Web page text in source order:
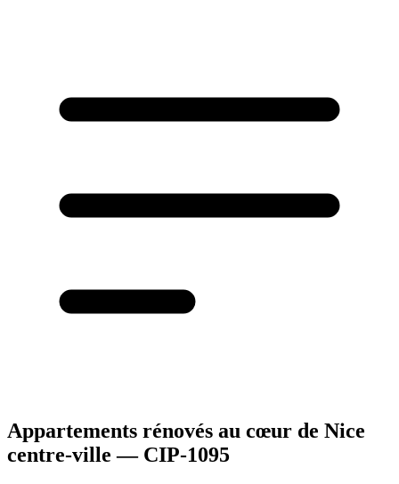
Appartements rénovés au cœur de Nice
centre-ville — CIP-1095